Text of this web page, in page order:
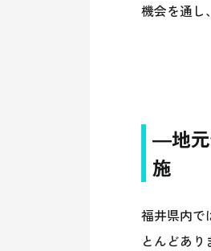
機会を通
―地元
施
福井県内で
とんどあ